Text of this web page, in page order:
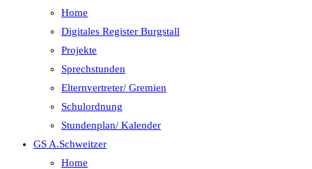
Home
Digitales Register Burgstall
Projekte
Sprechstunden
Elternvertreter/ Gremien
Schulordnung
Stundenplan/ Kalender
GS A.Schweitzer
Home